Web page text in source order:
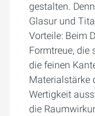
gestalten.
Glasur und
Vorteile: Beim
Formtreue, die
die feinen
Materialstärke
Wertigkeit
die